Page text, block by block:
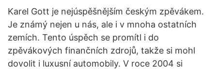
Karel Gott je nejúspěšnějším českým zpěvákem.
Je známý nejen u nás, ale i v mnoha ostatních
zemích. Tento úspěch se promítl i do
zpěvákových finančních zdrojů, takže si mohl
dovolit i luxusní automobily. V roce 2004 si